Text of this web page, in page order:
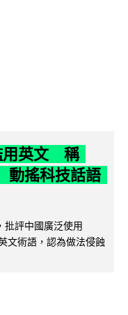
用英文 稱
動搖科技話語
批評中國廣泛使用
文術語，認為做法侵蝕